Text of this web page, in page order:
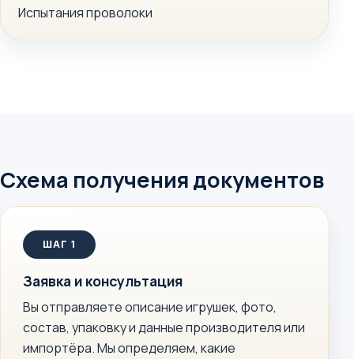
Испытания проволоки
Схема получения документов
Заявка и консультация
Вы отправляете описание игрушек, фото,
состав, упаковку и данные производителя или
импортёра. Мы определяем, какие